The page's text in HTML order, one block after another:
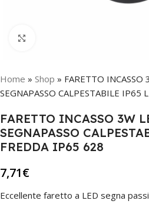
Home » Shop » FARETTO INCASSO
SEGNAPASSO CALPESTABILE IP65
FARETTO INCASSO 3W
SEGNAPASSO
FREDDA IP65 628
7,71€
Eccellente faretto a LED segna